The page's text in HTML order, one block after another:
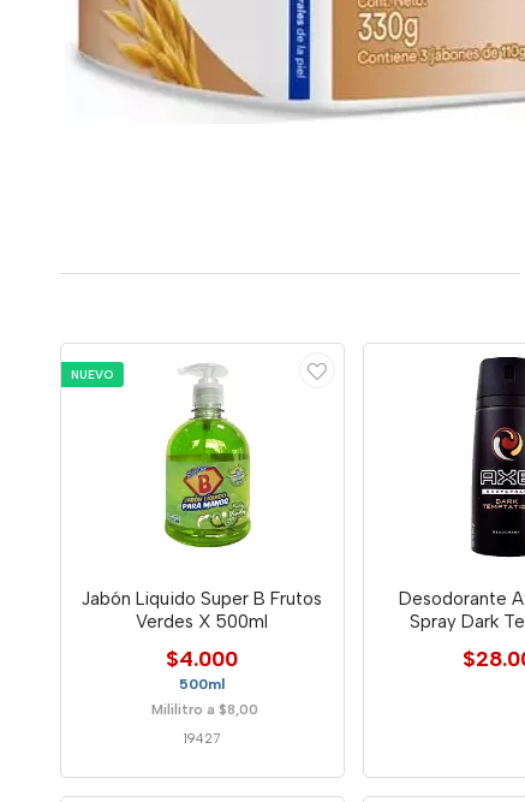
NUEVO
Jabón Liquido Super B Frutos
Verdes X 500ml
$4.000
500ml
Mililitro a $8,00
19427
Desodorante
Spray Dark